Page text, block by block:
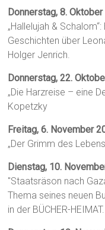
Donnerstag, 8.
„Hallelujah &
Geschichten über
Holger Jenrich.
Donnerstag, 22.
„Die Harzreise – eine
Kopetzky
Freitag, 6. November
„Der Grimm des
Dienstag, 10.
"Staatsräson nach
Thema seines neuen
in der BÜCHER-HEIMAT.